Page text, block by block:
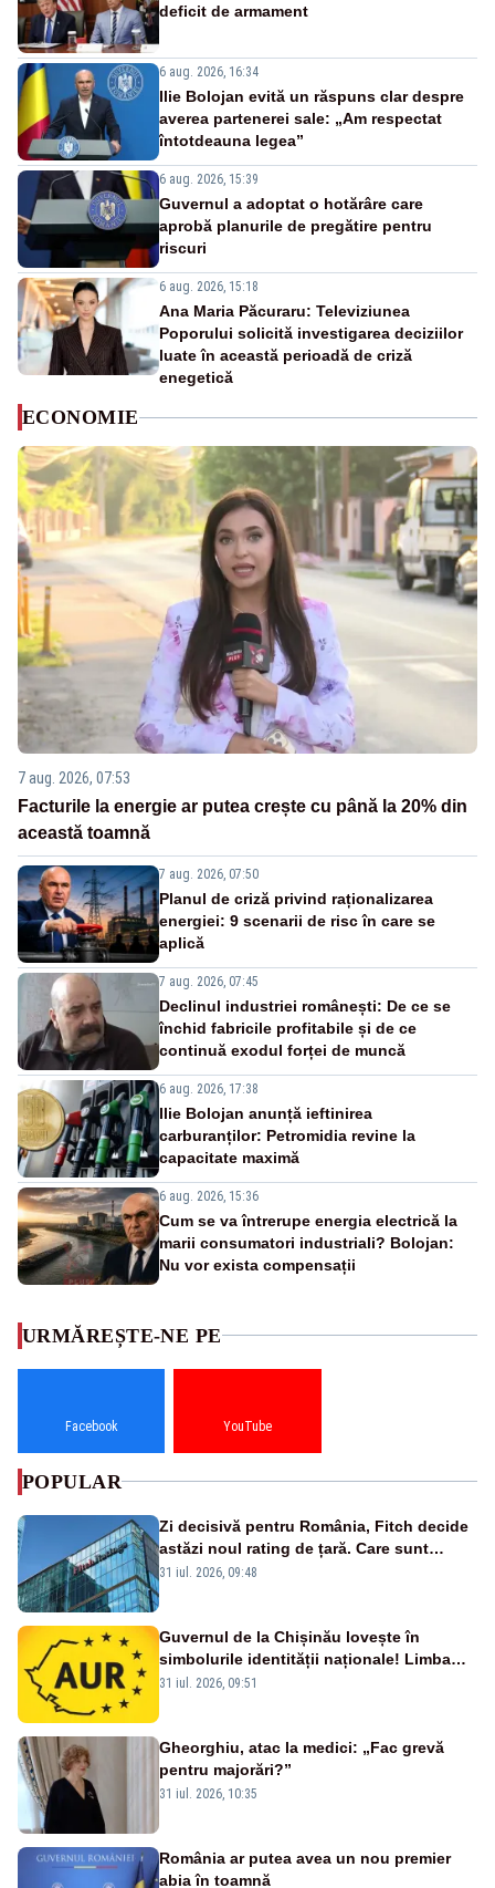
deficit de armament
6 aug. 2026, 16:34
Ilie Bolojan evită un răspuns clar despre
averea partenerei sale: „Am respectat
întotdeauna legea”
6 aug. 2026, 15:39
Guvernul a adoptat o hotărâre care
aprobă planurile de pregătire pentru
riscuri
6 aug. 2026, 15:18
Ana Maria Păcuraru: Televiziunea
Poporului solicită investigarea deciziilor
luate în această perioadă de criză
enegetică
ECONOMIE
7 aug. 2026, 07:53
Facturile la energie ar putea crește cu până la 20% din
această toamnă
7 aug. 2026, 07:50
Planul de criză privind raționalizarea
energiei: 9 scenarii de risc în care se
aplică
7 aug. 2026, 07:45
Declinul industriei românești: De ce se
închid fabricile profitabile și de ce
continuă exodul forței de muncă
6 aug. 2026, 17:38
Ilie Bolojan anunță ieftinirea
carburanților: Petromidia revine la
capacitate maximă
6 aug. 2026, 15:36
Cum se va întrerupe energia electrică la
marii consumatori industriali? Bolojan:
Nu vor exista compensații
URMĂREȘTE-NE PE
Facebook YouTube
POPULAR
Zi decisivă pentru România, Fitch decide
astăzi noul rating de țară. Care sunt
efectele retrogradării la categoria „junk”
31 iul. 2026, 09:48
Guvernul de la Chișinău lovește în
simbolurile identității naționale! Limba
română nu se economisește! Limba
31 iul. 2026, 09:51
Gheorghiu, atac la medici: „Fac grevă
pentru majorări?”
31 iul. 2026, 10:35
România ar putea avea un nou premier
abia în toamnă